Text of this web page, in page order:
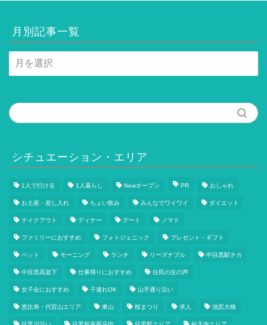
月別記事一覧
月
別
一
覧
シチュエーション・エリア
1人で行ける 1人暮らし Newオープン PR おしゃれ
お土産・差し入れ ちょい飲み みんなでワイワイ ダイエット
テイクアウト ディナー デート ノマド
ファミリーにおすすめ フォトジェニック プレゼント・ギフト
ペット モーニング ランチ リーズナブル 中目黒駅チカ
中目黒高架下 仕事帰りにおすすめ 住民の生の声
女子会におすすめ 子連れOK 山手通り沿い
恵比寿・代官山エリア 東山 桜まつり 求人 池尻大橋